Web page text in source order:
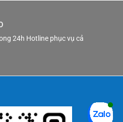
24h Hotline phục vụ cả